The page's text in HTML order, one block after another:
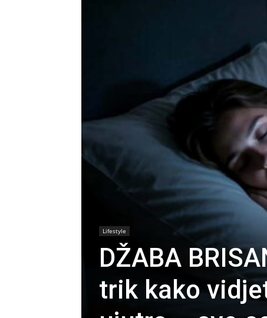
Lifestyle
DŽABA
trik kako